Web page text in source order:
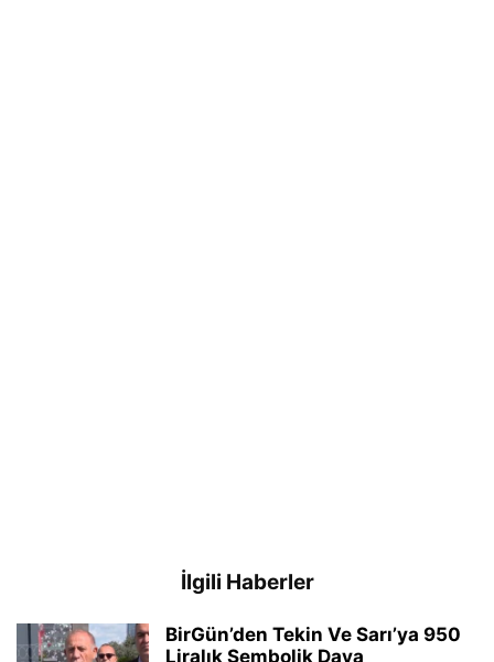
İlgili Haberler
BirGün’den Tekin Ve Sarı’ya 950
Liralık Sembolik Dava